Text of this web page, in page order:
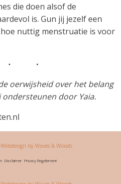
die doen alsof de
is. Gun jij jezelf een
nuttig menstruatie is voor
oerwijsheid over het belang
door Yaia.
by Waves & Woods
Disclaimer Privacy Regelement